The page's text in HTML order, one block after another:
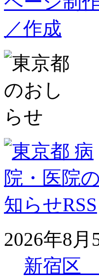
2026年8月
新宿区